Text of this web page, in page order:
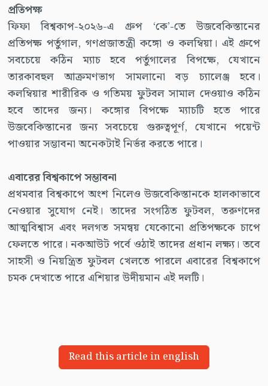
প্রতিপক্ষ
ফিফা বিশ্বকাপ-২০২৬-এ গ্রুপ ‘কে’-তে উজবেকিস্তানের
প্রতিপক্ষ পর্তুগাল, গণপ্রজাতন্ত্রী কঙ্গো ও কলম্বিয়া। এই গ্রুপে
সবচেয়ে কঠিন ম্যাচ হবে পর্তুগালের বিপক্ষে, যেখানে
তারকাবহুল আক্রমণভাগ সামলানো বড় চ্যালেঞ্জ হবে।
কলম্বিয়ার শারীরিক ও গতিময় ফুটবল সামাল দেওয়াও কঠিন
হবে তাদের জন্য। কঙ্গোর বিপক্ষে ম্যাচটি হতে পারে
উজবেকিস্তানের জন্য সবচেয়ে গুরুত্বপূর্ণ, যেখানে পয়েন্ট
পাওয়ার সম্ভাবনা অনেকটাই নির্ভর করতে পারে।
এবারের বিশ্বকাপে সম্ভাবনা
প্রথমবার বিশ্বকাপে অংশ নিলেও উজবেকিস্তানকে হালকাভাবে
নেওয়ার সুযোগ নেই। তাদের সংগঠিত ফুটবল, তরুণদের
আত্মবিশ্বাস এবং দলগত সমন্বয় যেকোনো প্রতিপক্ষকে চাপে
ফেলতে পারে। নকআউট পর্বে ওঠাই তাদের প্রধান লক্ষ্য। তবে
সাহসী ও নিয়ন্ত্রিত ফুটবল খেলতে পারলে এবারের বিশ্বকাপে
চমক দেখাতে পারে এশিয়ার উদীয়মান এই দলটি।
Read this article in english